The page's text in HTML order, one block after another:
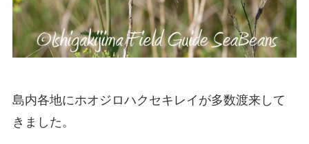
島内各地にホオジロハクセキレイが多数渡来して
きました。